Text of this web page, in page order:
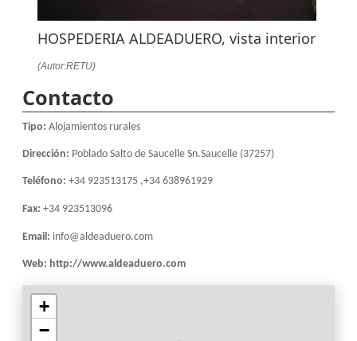
HOSPEDERIA ALDEADUERO, vista interior
(Autor:RETU)
Contacto
Tipo:Alojamientos rurales
Dirección: Poblado Salto de Saucelle Sn.Saucelle (37257)
Teléfono:+34 923513175 ,+34 638961929
Fax:+34 923513096
Email: info@aldeaduero.com
Web: http://www.aldeaduero.com
+
−